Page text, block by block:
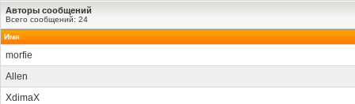
Авторы сообщений
Всего сообщений: 24
Имя
morfie
Allen
XdimaX